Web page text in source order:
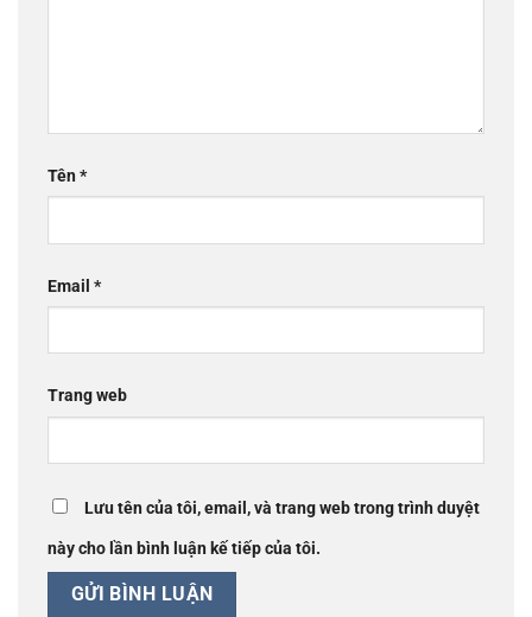
Tên*
Email *
Trang web
Lưu tên của tôi, email, và trang web trong trình duyệt
này cho lần bình luận kế tiếp của tôi.